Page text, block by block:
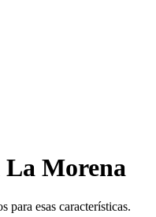
La Morena
para esas características.